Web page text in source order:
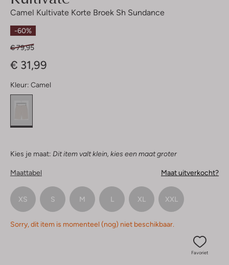
Camel Kultivate Korte Broek Sh Sundance
-60%
€ 79,95
€ 31,99
Kleur: Camel
Kies je maat: Dit item valt klein, kies een maat groter
Maattabel Maat uitverkocht?
XS S M L XL XXL
Sorry, dit item is momenteel (nog) niet beschikbaar.
Favoriet